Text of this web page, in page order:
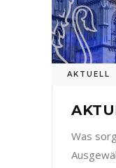
AKTUELL
Was